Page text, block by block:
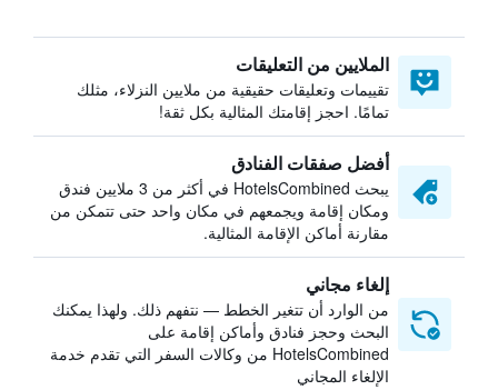
الملايين من التعليقات
تقييمات وتعليقات حقيقية من ملايين النزلاء، مثلك
تمامًا. احجز إقامتك المثالية بكل ثقة!
أفضل صفقات الفنادق
يبحث HotelsCombined في أكثر من 3 ملايين فندق
ومكان إقامة ويجمعهم في مكان واحد حتى تتمكن من
مقارنة أماكن الإقامة المثالية.
إلغاء مجاني
من الوارد أن تتغير الخطط — نتفهم ذلك. ولهذا يمكنك
البحث وحجز فنادق وأماكن إقامة على
HotelsCombined من وكالات السفر التي تقدم خدمة
الإلغاء المجاني